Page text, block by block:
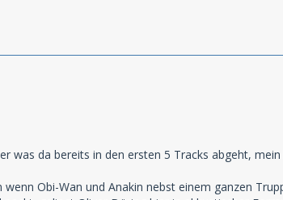
was da bereits in den ersten 5 Tracks abgeht,
Obi-Wan und Anakin nebst einem ganzen